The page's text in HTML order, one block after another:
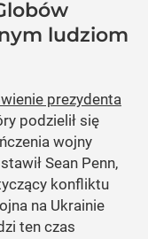
ludziom
prezydenta
podzielił się
wojny
Sean Penn,
konfliktu
na Ukrainie
ten czas